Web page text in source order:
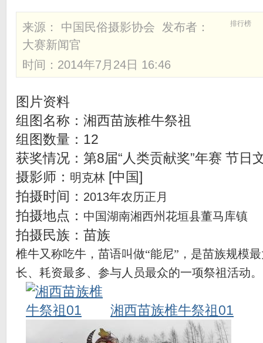
排行榜
来源： 中国民俗摄影协会 发布者：
大赛新闻官
时间：2014年7月24日 16:46
图片资料
组图名称：湘西苗族椎牛祭祖
组图数量：12
获奖情况：第8届“人类贡献奖”年赛 节日
摄影师： 明克林 [中国]
拍摄时间： 2013年农历正月
拍摄地点： 中国湖南湘西州花垣县董马库镇
拍摄民族：苗族
椎牛又称吃牛，苗语叫做“能尼”，是苗族规模
长、耗资最多、参与人员最众的一项祭祖活动。
湘西苗族椎牛祭祖01